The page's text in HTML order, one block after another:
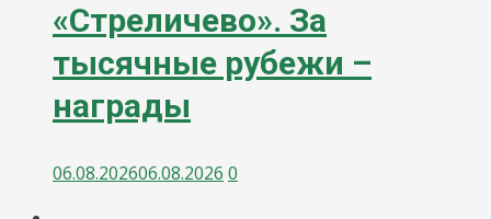
«Стреличево». За
тысячные рубежи –
награды
06.08.202606.08.2026 0